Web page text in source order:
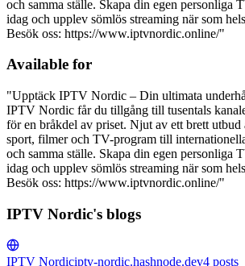
och samma ställe. Skapa din egen personliga
idag och upplev sömlös streaming när som
Besök oss: https://www.iptvnordic.online/"
Available for
"Upptäck IPTV Nordic – Din ultimata
IPTV Nordic får du tillgång till tusentals
för en bråkdel av priset. Njut av ett brett
sport, filmer och TV-program till
och samma ställe. Skapa din egen personliga
idag och upplev sömlös streaming när som
Besök oss: https://www.iptvnordic.online/"
IPTV Nordic's blogs
IPTV Nordiciptv-nordic.hashnode.dev4 posts